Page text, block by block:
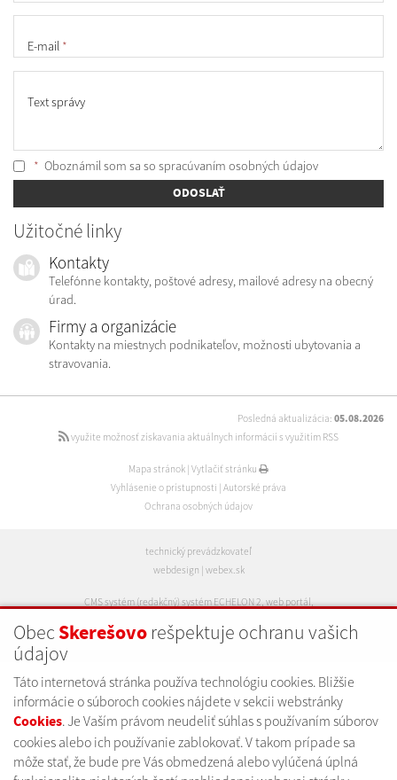
Obec Skerešovo rešpektuje ochranu vašich
údajov
Táto internetová stránka používa technológiu cookies. Bližšie
informácie o súboroch cookies nájdete v sekcii webstránky
Cookies. Je Vaším právom neudeliť súhlas s používaním súborov
cookies alebo ich používanie zablokovať. V takom prípade sa
môže stať, že bude pre Vás obmedzená alebo vylúčená úplná
E-mail *
Text správy
* Oboznámil som sa so spracúvaním osobných údajov
ODOSLAŤ
Užitočné linky
Kontakty
Telefónne kontakty, poštové adresy, mailové adresy na obecný
úrad.
Firmy a organizácie
Kontakty na miestnych podnikateľov, možnosti ubytovania a
stravovania.
Posledná aktualizácia: 05.08.2026
využite možnosť získavania aktuálnych informácií s využitím RSS
Mapa stránok | Vytlačiť stránku
Vyhlásenie o prístupnosti | Autorské práva
Ochrana osobných údajov
technický prevádzkovateľ
webdesign | webex.sk
CMS systém (redakčný) systém ECHELON 2 web portál
spoločnosť wbx, s.r.o.